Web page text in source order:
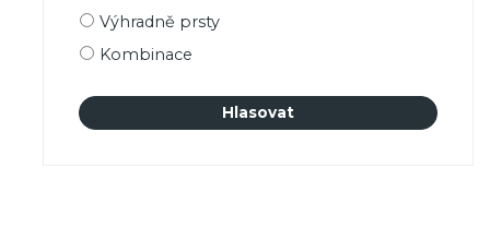
Výhradně prsty
Kombinace